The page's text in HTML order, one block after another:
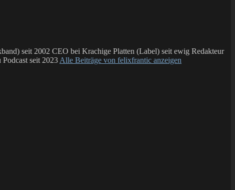
seit 2002 CEO bei Krachige Platten (Label) seit ewig Redakteur
seit 2023 Alle Beiträge von felixfrantic anzeigen